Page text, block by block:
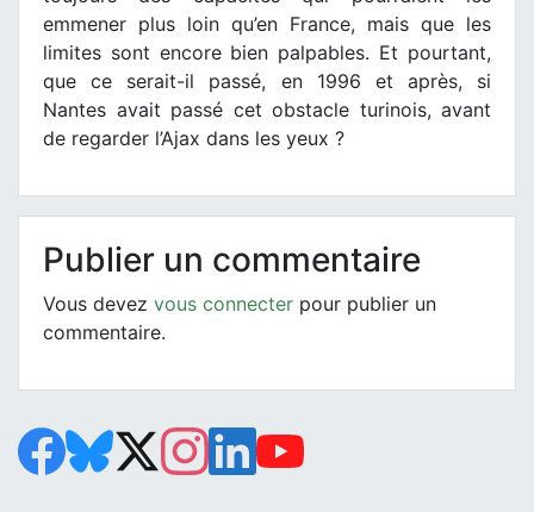
emmener plus loin qu’en France, mais que les
limites sont encore bien palpables. Et pourtant,
que ce serait-il passé, en 1996 et après, si
Nantes avait passé cet obstacle turinois, avant
de regarder l’Ajax dans les yeux ?
Publier un commentaire
Vous devez vous connecter pour publier un
commentaire.